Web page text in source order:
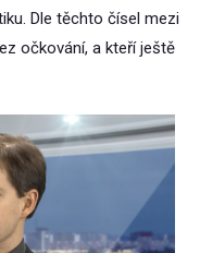
Dle těchto čísel mezi
očkování, a kteří ještě